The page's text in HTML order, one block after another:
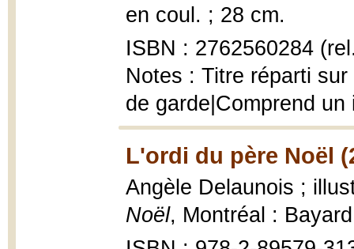
en coul. ; 28 cm.
ISBN : 2762560284
Notes : Titre réparti
de garde|Comprend
L'ordi du père Noël
Angèle Delaunois ;
Noël, Montréal :